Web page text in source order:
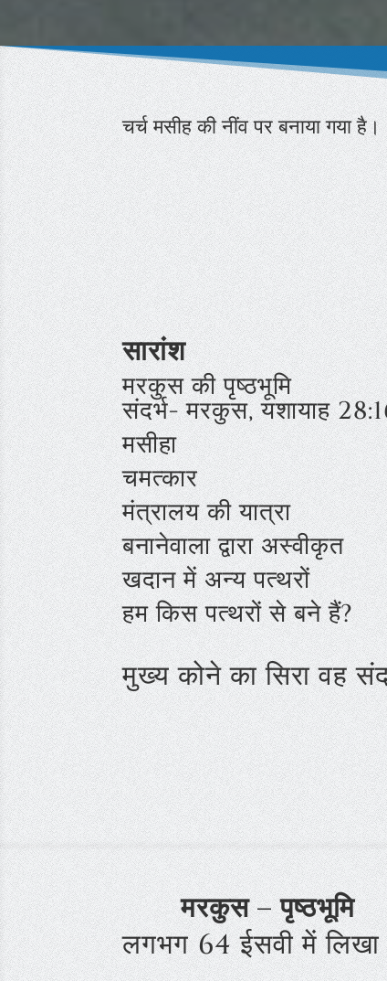
चर्च मसीह की नींव पर बनाया गया है।
सारांश
मरकुस की पृष्ठभूमि
संदर्भ- मरकुस, यशायाह
मसीहा
चमत्कार
मंत्रालय की यात्रा
बनानेवाला द्वारा अस्वीकृत
खदान में अन्य पत्थरों
हम किस पत्थरों से बने हैं?
मुख्य कोने का सिरा वह
मरकुस – पृष्ठभूमि
लगभग 64 ईसवी में लिखा